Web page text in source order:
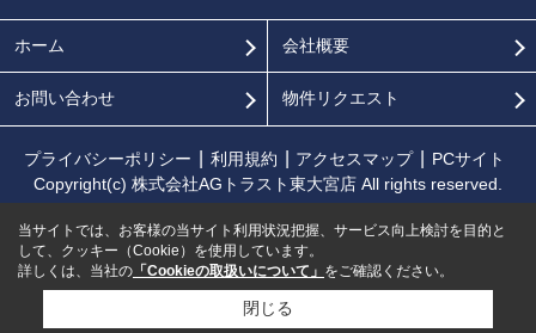
ホーム 会社概要
お問い合わせ 物件リクエスト
プライバシーポリシー 利用規約 アクセスマップ
PCサイト
Copyright(c) 株式会社AGトラスト東大宮店 All rights reserved.
当サイトでは、お客様の当サイト利用状況把握、サービス向上検討を目的と
して、クッキー（Cookie）を使用しています。
詳しくは、当社の 「Cookieの取扱いについて」 をご確認ください。
閉じる